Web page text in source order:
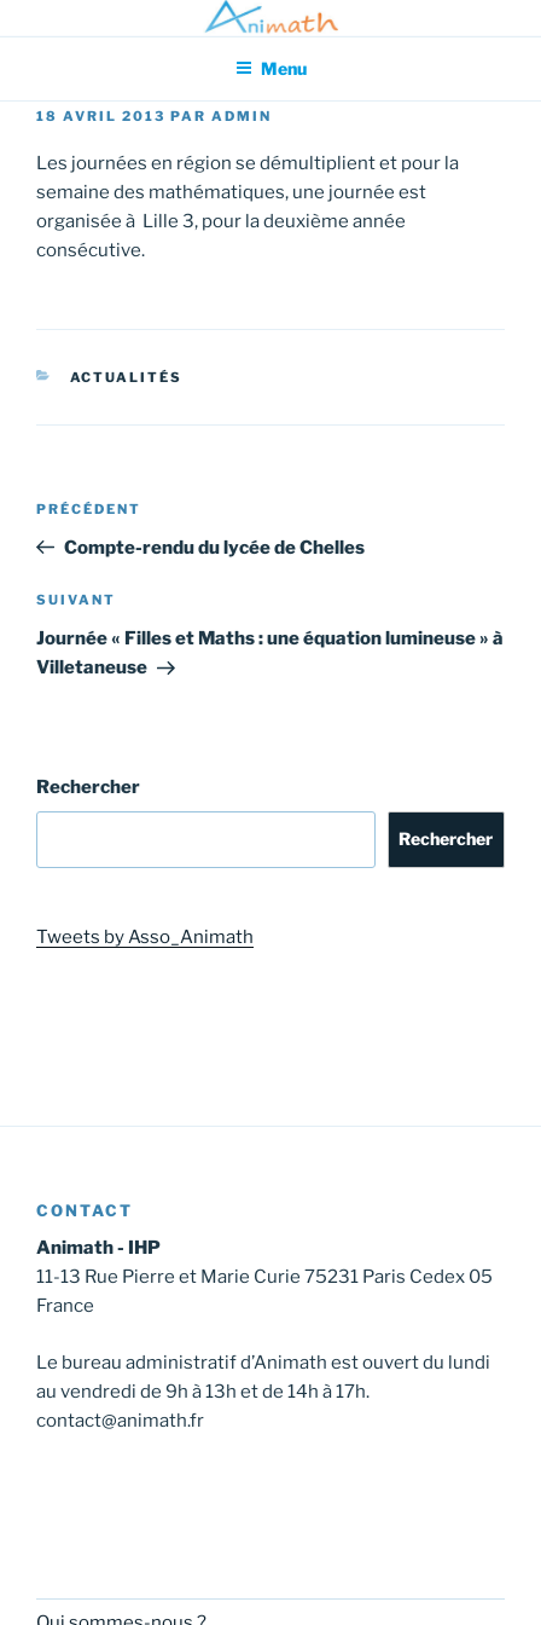
au
principal
Association pour l'Animation en Mathématiques
Menu
PUBLIÉ
18 AVRIL 2013 PAR ADMIN
Les journées en région se démultiplient et pour la
semaine des mathématiques, une journée est
organisée à Lille 3, pour la deuxième année
consécutive.
CATÉGORIES
ACTUALITÉS
Navigation
l’article
Article
précédent
PRÉCÉDENT
Compte-rendu du lycée de Chelles
Article
suivant
SUIVANT
Journée « Filles et Maths : une équation lumineuse » à
Villetaneuse
Rechercher
Rechercher
Tweets by Asso_Animath
CONTACT
Animath - IHP
11-13 Rue Pierre et Marie Curie 75231 Paris Cedex 05
France
Le bureau administratif d’Animath est ouvert du lundi
au vendredi de 9h à 13h et de 14h à 17h.
contact@animath.fr